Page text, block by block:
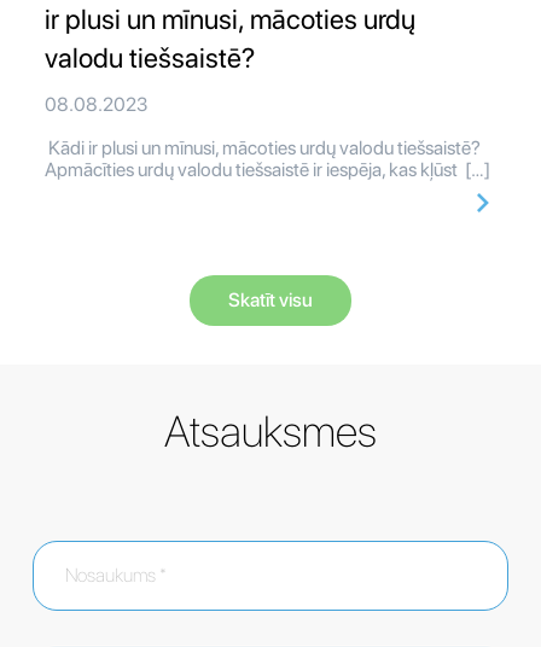
ir plusi un mīnusi, mācoties urdų
valodu tiešsaistē?
08.08.2023
Kādi ir plusi un mīnusi, mācoties urdų valodu tiešsaistē?
Apmācīties urdų valodu tiešsaistē ir iespēja, kas kļūst […]
Skatīt visu
Atsauksmes